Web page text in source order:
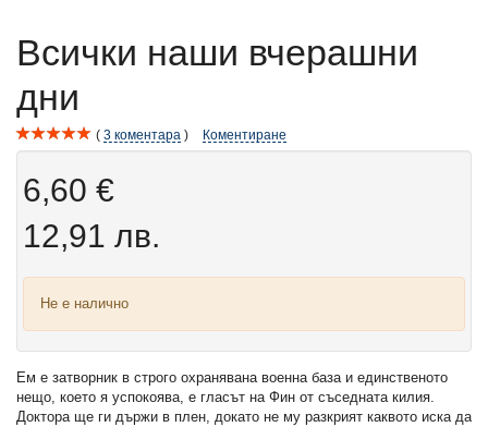
Всички наши вчерашни
дни
3 коментара Коментиране
6,60 €
12,91 лв.
Не е налично
Ем е затворник в строго охранявана военна база и единственото
нещо, което я успокоява, е гласът на Фин от съседната килия.
Доктора ще ги държи в плен, докато не му разкрият каквото иска да